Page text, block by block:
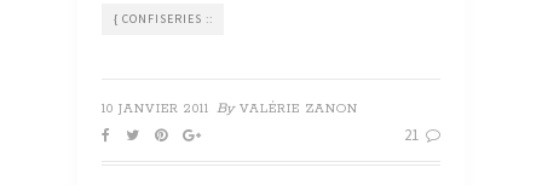
{ CONFISERIES ::
10 JANVIER 2011 By VALÉRIE ZANON
21